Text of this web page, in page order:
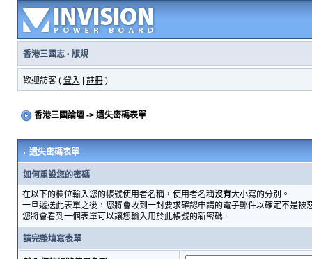
香港三國志· 版規
歡迎訪客 ( 登入 註冊)
香港三國論壇-> 遺失密碼表單
遺失密碼表單
如何重設您的密碼
在以下的欄位輸入您的帳號使用者名稱，使用者名稱沒有大小寫的分別。
一旦遞送此表單之後，您將會收到一封要求確認申請的電子郵件以確定不是
您將會看到一個表單可以讓您輸入用於此帳號的新密碼。
請完整填寫表單